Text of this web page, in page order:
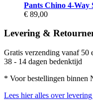
Pants Chino 4-Way
€ 89,00
Levering &
Gratis verzending vanaf 50
38 - 14 dagen bedenktijd
* Voor bestellingen binnen
Lees hier alles over